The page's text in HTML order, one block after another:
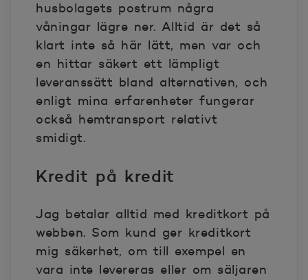
husbolagets postrum några
våningar lägre ner. Alltid är det så
klart inte så här lätt, men var och
en hittar säkert ett lämpligt
leveranssätt bland alternativen, och
enligt mina erfarenheter fungerar
också hemtransport relativt
smidigt.
Kredit på kredit
Jag betalar alltid med kreditkort på
webben. Som kund ger kreditkort
mig säkerhet, om till exempel en
vara inte levereras eller om säljaren